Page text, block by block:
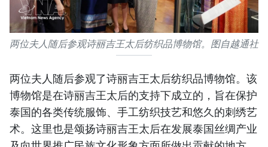
两位夫人随后参观诗丽吉王太后纺织品博物馆。图自越通社
两位夫人随后参观了诗丽吉王太后纺织品博物馆。该
博物馆是在诗丽吉王太后的支持下成立的，旨在保护
泰国的各类传统服饰、手工纺织技艺和悠久的刺绣艺
术。这里也是颂扬诗丽吉王太后在发展泰国丝绸产业